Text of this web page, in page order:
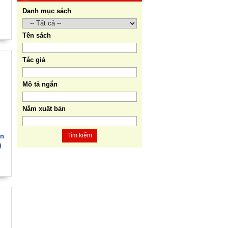
Trần Quốc Tỏ (Chủ biên).
8. Hà Nội - Thành phố Hồ Chí
Minh: Dấu ấn lịch sử qua
từng khoảnh khắc (Song ngữ
Việt - Anh). Tác giả: Tập thể
tác giả.
9. Đường Hồ Chí Minh trên
biển - Bản hùng ca bất diệt
của dân tộc Việt Nam. Tác
giả: TS. Vũ Trọng Hùng (Viện
Lịch sử Đảng).
10. Một vành đai, một con
Danh mục sách
Tên sách
Tác giả
Mô tả ngắn
Năm xuất bản
Tìm kiếm